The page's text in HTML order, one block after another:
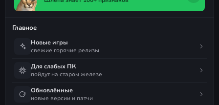
Главное
Новые игры
свежие горячие релизы
Для слабых ПК
пойдут на старом железе
Обновлённые
новые версии и патчи